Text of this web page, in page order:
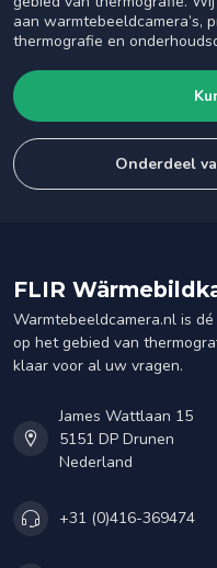
aan warmtebeeldcamera’s,
thermografie en
Onderdeel
FLIR
Warmtebeeldcamera.nl is
op het gebied van
klaar voor al uw vragen.
James Wattlaan 15
5151 DP Drunen
Nederland
+31 (0)416-369474